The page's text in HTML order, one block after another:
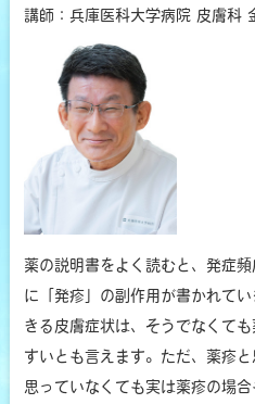
講師：兵庫医科大学病院 皮膚科
薬の説明書をよく読むと、発症
に「発疹」の副作用が書かれて
きる皮膚症状は、そうでなくて
すいとも言えます。ただ、薬疹
思っていなくても実は薬疹の場